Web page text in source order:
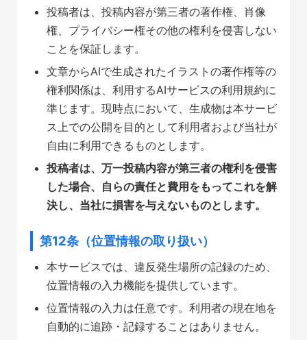
投稿者は、投稿内容が第三者の著作権、肖像
権、プライバシー権その他の権利を侵害しない
ことを保証します。
文章からAIで生成されたイラストの著作権等の
権利関係は、利用するAIサービスの利用規約に
準じます。現時点において、生成物は本サービ
ス上での公開を目的として利用者および当社が
自由に利用できるものとします。
投稿者は、万一投稿内容が第三者の権利を侵害
した場合、自らの責任と費用をもってこれを解
決し、当社に損害を与えないものとします。
第12条（位置情報の取り扱い）
本サービスでは、違反発生場所の記録のため、
位置情報の入力機能を提供しています。
位置情報の入力は任意です。利用者の現在地を
自動的に追跡・記録することはありません。